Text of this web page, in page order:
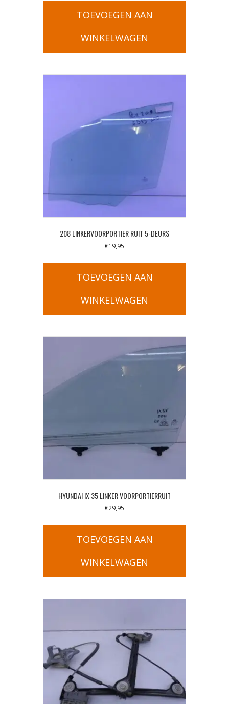
TOEVOEGEN AAN
WINKELWAGEN
208 LINKERVOORPORTIER RUIT 5-DEURS
€19,95
TOEVOEGEN AAN
WINKELWAGEN
HYUNDAI IX 35 LINKER VOORPORTIERRUIT
€29,95
TOEVOEGEN AAN
WINKELWAGEN